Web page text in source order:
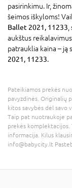
pasirinkimu. Ir,
šeimos iškyloms!
Ballet 2021, 11233
aukštus
patrauklia kaina – ją
2021, 11233.
Pateikiamos prekės
pavyzdinės. Originalių
kitos savybės dėl savo
Taip pat nuotraukoje
prekės komplektacijos.
informacija. Kilus
info@babycity.lt